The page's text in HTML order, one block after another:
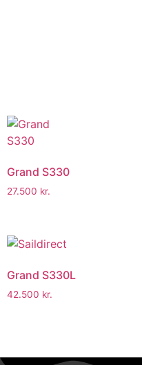
Grand S330
27.500 kr.
Grand S330L
42.500 kr.